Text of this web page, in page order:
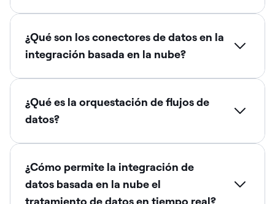
¿Qué son los conectores de datos en la
integración basada en la nube?
¿Qué es la orquestación de flujos de
datos?
¿Cómo permite la integración de
datos basada en la nube el